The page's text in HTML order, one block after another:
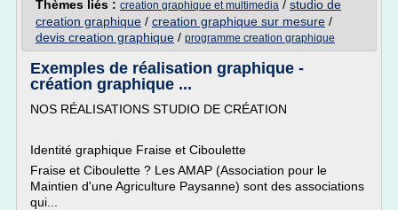
Thèmes liés : creation graphique et multimedia / studio de
creation graphique / creation graphique sur mesure /
devis creation graphique / programme creation graphique
Exemples de réalisation graphique -
création graphique ...
NOS RÉALISATIONS STUDIO DE CRÉATION
Identité graphique Fraise et Ciboulette
Fraise et Ciboulette ? Les AMAP (Association pour le
Maintien d'une Agriculture Paysanne) sont des associations
qui...